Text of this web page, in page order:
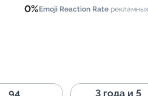
0%Emoji Reaction Rate
3 года и 5